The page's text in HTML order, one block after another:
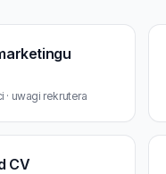
· uwagi rekrutera
CV